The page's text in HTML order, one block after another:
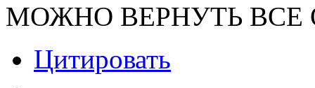
МОЖНО ВЕРНУТЬ ВСЕ
Цитировать